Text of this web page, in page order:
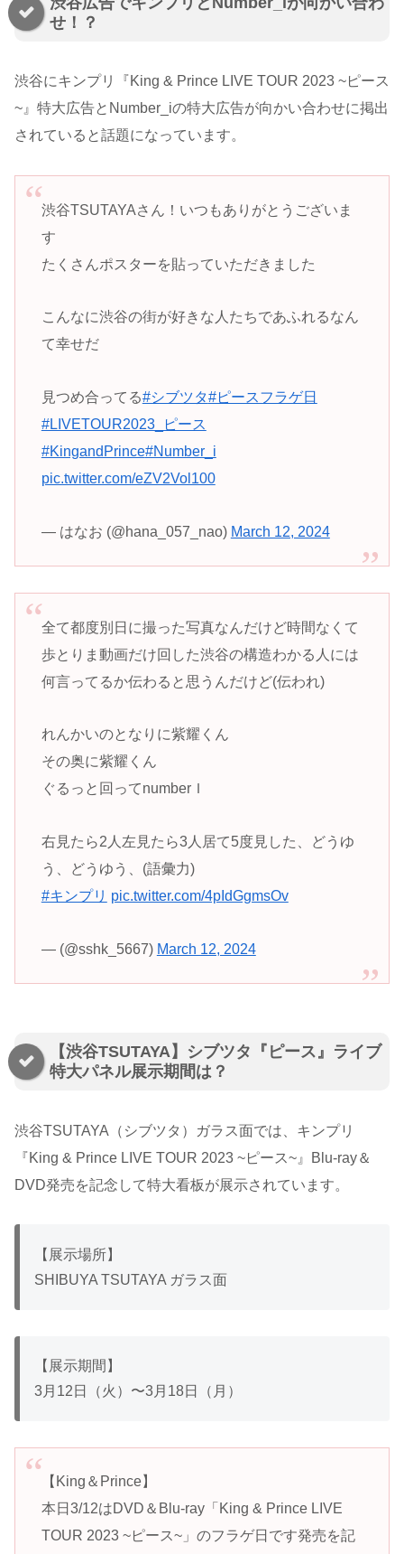
せ！？
渋谷にキンプリ『King & Prince LIVE TOUR 2023 ~ピース
~』特大広告とNumber_iの特大広告が向かい合わせに掲出
されていると話題になっています。
渋谷TSUTAYAさん！いつもありがとうございま
す
たくさんポスターを貼っていただきました
こんなに渋谷の街が好きな人たちであふれるなん
て幸せだ
見つめ合ってる#シブツタ#ピースフラゲ日
#LIVETOUR2023_ピース
#KingandPrince#Number_i
pic.twitter.com/eZV2Vol100
— はなお (@hana_057_nao) March 12, 2024
全て都度別日に撮った写真なんだけど時間なくて
歩とりま動画だけ回した渋谷の構造わかる人には
何言ってるか伝わると思うんだけど(伝われ)
れんかいのとなりに紫耀くん
その奥に紫耀くん
ぐるっと回ってnumberＩ
右見たら2人左見たら3人居て5度見した、どうゆ
う、どうゆう、(語彙力)
#キンプリ pic.twitter.com/4pIdGgmsOv
— (@sshk_5667) March 12, 2024
【渋谷TSUTAYA】シブツタ『ピース』ライブ
特大パネル展示期間は？
渋谷TSUTAYA（シブツタ）ガラス面では、キンプリ
『King & Prince LIVE TOUR 2023 ~ピース~』Blu-ray＆
DVD発売を記念して特大看板が展示されています。
【展示場所】
SHIBUYA TSUTAYA ガラス面
【展示期間】
3月12日（火）〜3月18日（月）
【King＆Prince】
本日3/12はDVD＆Blu-ray「King & Prince LIVE
TOUR 2023 ~ピース~」のフラゲ日です発売を記